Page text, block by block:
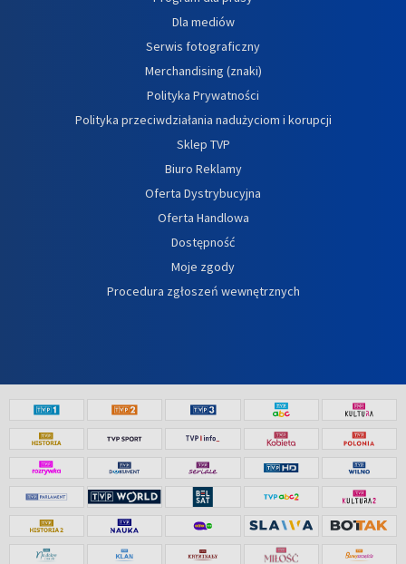
Dla mediów
Serwis fotograficzny
Merchandising (znaki)
Polityka Prywatności
Polityka przeciwdziałania nadużyciom i korupcji
Sklep TVP
Biuro Reklamy
Oferta Dystrybucyjna
Oferta Handlowa
Dostępność
Moje zgody
Procedura zgłoszeń wewnętrznych